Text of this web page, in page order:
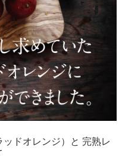
ドオレンジ）と 完熟レ